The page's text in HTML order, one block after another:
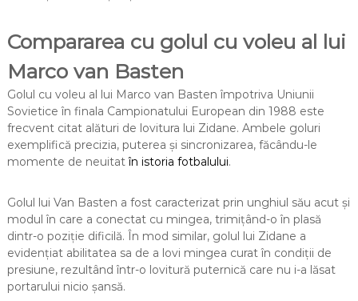
Compararea cu golul cu voleu al lui
Marco van Basten
Golul cu voleu al lui Marco van Basten împotriva Uniunii
Sovietice în finala Campionatului European din 1988 este
frecvent citat alături de lovitura lui Zidane. Ambele goluri
exemplifică precizia, puterea și sincronizarea, făcându-le
momente de neuitatîn istoria fotbalului.
Golul lui Van Basten a fost caracterizat prin unghiul său acut și
modul în care a conectat cu mingea, trimițând-o în plasă
dintr-o poziție dificilă. În mod similar, golul lui Zidane a
evidențiat abilitatea sa de a lovi mingea curat în condiții de
presiune, rezultând într-o lovitură puternică care nu i-a lăsat
portarului nicio șansă.